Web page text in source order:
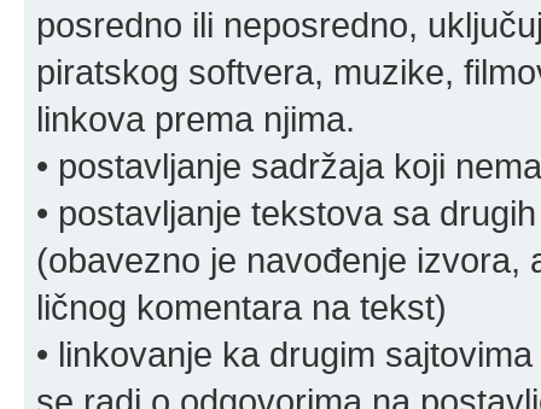
posredno ili neposredno,
piratskog softvera, muzike,
linkova prema njima.
• postavljanje sadržaja koji
• postavljanje tekstova sa
(obavezno je navođenje izvora,
ličnog komentara na tekst)
• linkovanje ka drugim